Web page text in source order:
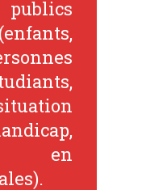
en